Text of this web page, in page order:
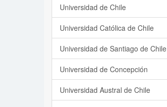
Universidad de Chile
Universidad Católica de Chile
Universidad de Santiago de Chile
Universidad de Concepción
Universidad Austral de Chile